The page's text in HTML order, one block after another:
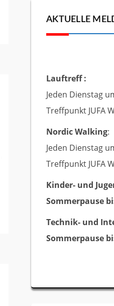
AKTUELLE
Lauftreff :
Jeden Dienstag
Treffpunkt JUFA
Nordic Walking:
Jeden Dienstag
Treffpunkt JUFA
Kinder- und
Sommerpause
Technik- und
Sommerpause